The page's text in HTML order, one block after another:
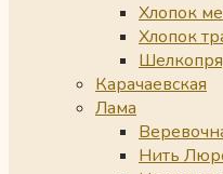
Хлопок
Хлопок
Карачаевская
Лама
Нить